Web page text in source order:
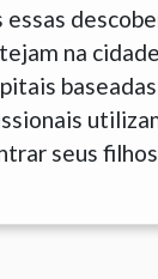
na
seus